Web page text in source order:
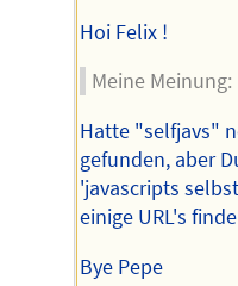
Hoi Felix !
Meine Meinung:
Hatte "selfjavs"
gefunden, aber
'javascripts
einige URL's
Bye Pepe